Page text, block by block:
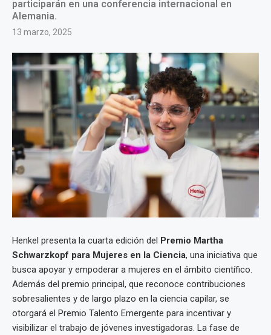
participarán en una conferencia internacional en
Alemania.
13 marzo, 2025
Henkel presenta la cuarta edición del Premio Martha
Schwarzkopf para Mujeres en la Ciencia, una iniciativa que
busca apoyar y empoderar a mujeres en el ámbito científico.
Además del premio principal, que reconoce contribuciones
sobresalientes y de largo plazo en la ciencia capilar, se
otorgará el Premio Talento Emergente para incentivar y
visibilizar el trabajo de jóvenes investigadoras. La fase de